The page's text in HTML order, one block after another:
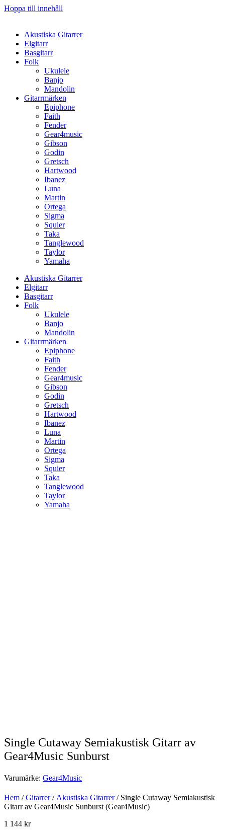
Hoppa till innehåll
Akustiska Gitarrer
Elgitarr
Basgitarr
Folk
Ukulele
Banjo
Mandolin
Gitarrmärken
Epiphone
Faith
Fender
Gear4music
Gibson
Godin
Gretsch
Hartwood
Ibanez
Luna
Martin
Ortega
Sigma
Squier
Taka
Tanglewood
Taylor
Yamaha
Akustiska Gitarrer
Elgitarr
Basgitarr
Folk
Ukulele
Banjo
Mandolin
Gitarrmärken
Epiphone
Faith
Fender
Gear4music
Gibson
Godin
Gretsch
Hartwood
Ibanez
Luna
Martin
Ortega
Sigma
Squier
Taka
Tanglewood
Taylor
Yamaha
Single Cutaway Semiakustisk Gitarr av
Gear4Music Sunburst
Varumärke: Gear4Music
Hem /Gitarrer/Akustiska Gitarrer/ Single Cutaway Semiakustisk
Gitarr av Gear4Music Sunburst (Gear4Music)
1 144 kr